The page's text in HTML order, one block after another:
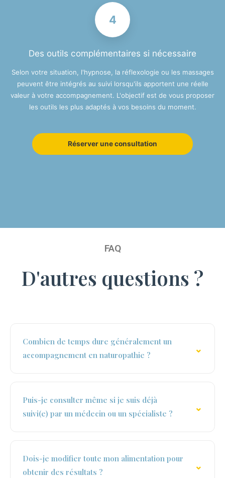
4
Des outils complémentaires si nécessaire
Selon votre situation, l'hypnose, la réflexologie ou les massages
peuvent être intégrés au suivi lorsqu'ils apportent une réelle
valeur à votre accompagnement. L'objectif est de vous proposer
les outils les plus adaptés à vos besoins du moment.
Réserver une consultation
FAQ
D'autres questions ?
Combien de temps dure généralement un
accompagnement en naturopathie ?
Puis-je consulter même si je suis déjà
suivi(e) par un médecin ou un spécialiste ?
Dois-je modifier toute mon alimentation pour
obtenir des résultats ?